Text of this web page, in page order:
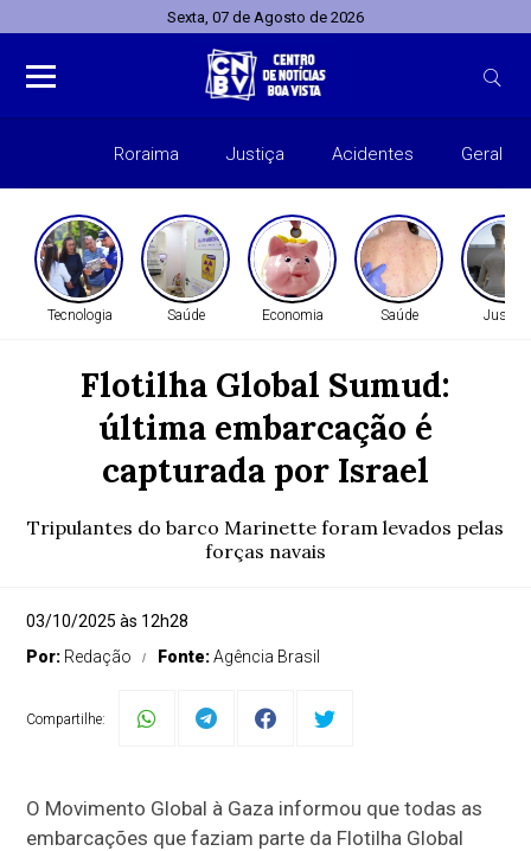
Sexta, 07 de Agosto de 2026
Roraima Justiça Acidentes Geral
Tecnologia Saúde Economia Saúde Justiça
Flotilha Global Sumud:
última embarcação é
capturada por Israel
Tripulantes do barco Marinette foram levados pelas
forças navais
03/10/2025 às 12h28
Por: Redação Fonte:Agência Brasil
Compartilhe:
O Movimento Global à Gaza informou que todas as
embarcações que faziam parte da Flotilha Global